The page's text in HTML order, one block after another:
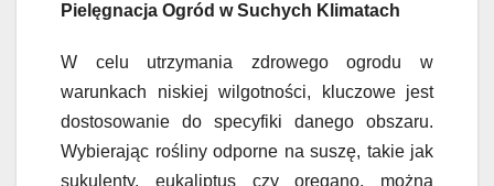
Pielęgnacja Ogród w Suchych Klimatach
W celu utrzymania zdrowego ogrodu w
warunkach niskiej wilgotności, kluczowe jest
dostosowanie do specyfiki danego obszaru.
Wybierając rośliny odporne na suszę, takie jak
sukulenty, eukaliptus czy oregano, można